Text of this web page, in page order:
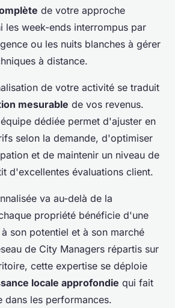
de votre approche
les week-ends interrompus par
ou les nuits blanches à gérer
à distance.
de votre activité se traduit
mesurable de vos revenus.
dédiée permet d'ajuster en
selon la demande, d'optimiser
et de maintenir un niveau de
d'excellentes évaluations client.
va au-delà de la
propriété bénéficie d'une
son potentiel et à son marché
de City Managers répartis sur
cette expertise se déploie
locale approfondie qui fait
dans les performances.